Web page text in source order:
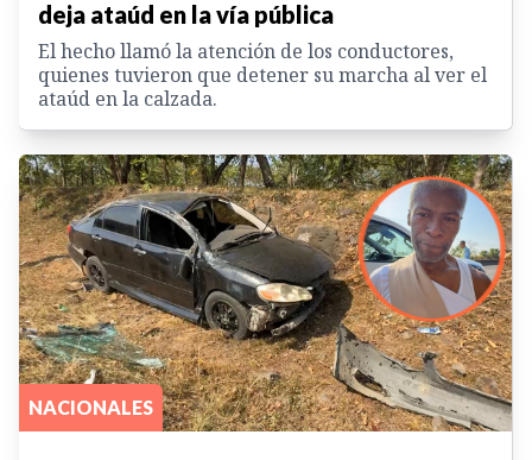
deja ataúd en la vía pública
El hecho llamó la atención de los conductores,
quienes tuvieron que detener su marcha al ver el
ataúd en la calzada.
NACIONALES